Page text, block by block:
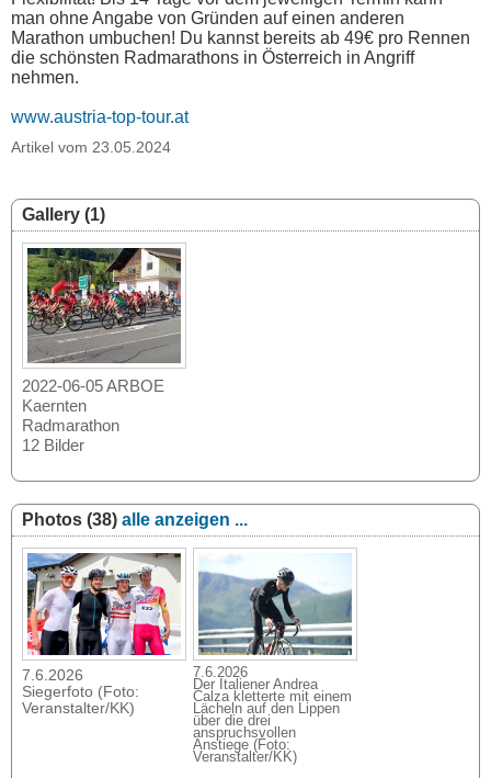
man ohne Angabe von Gründen auf einen anderen
Marathon umbuchen! Du kannst bereits ab 49€ pro Rennen
die schönsten Radmarathons in Österreich in Angriff
nehmen.
www.austria-top-tour.at
Artikel vom 23.05.2024
Gallery (1)
2022-06-05 ARBOE
Kaernten
Radmarathon
12 Bilder
Photos (38) alle anzeigen ...
7.6.2026
Siegerfoto (Foto:
Veranstalter/KK)
7.6.2026
Der Italiener Andrea
Calza kletterte mit einem
Lächeln auf den Lippen
über die drei
anspruchsvollen
Anstiege (Foto:
Veranstalter/KK)